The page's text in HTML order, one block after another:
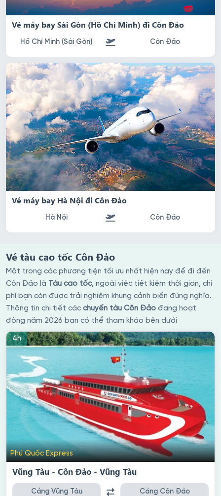
Vé máy bay Sài Gòn (Hồ Chí Minh) đi Côn Đảo
Hồ Chí Minh (Sài Gòn) Côn Đảo
Vé máy bay Hà Nội đi Côn Đảo
Hà Nội Côn Đảo
Vé tàu cao tốc Côn Đảo
Một trong các phương tiện tối ưu nhất hiện nay để đi đến
Côn Đảo là Tàu cao tốc, ngoài việc tiết kiệm thời gian, chi
phí bạn còn được trải nghiệm khung cảnh biển đúng nghĩa.
Thông tin chi tiết các chuyến tàu Côn Đảo đang hoạt
động năm 2026 bạn có thể tham khảo bên dưới
4h
Phú Quốc Express
Vũng Tàu - Côn Đảo - Vũng Tàu
Cảng Vũng Tàu Cảng Côn Đảo